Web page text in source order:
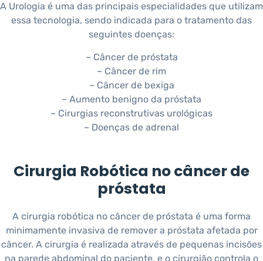
A Urologia é uma das principais especialidades que utilizam
essa tecnologia, sendo indicada para o tratamento das
seguintes doenças:
– Câncer de próstata
– Câncer de rim
– Câncer de bexiga
– Aumento benigno da próstata
– Cirurgias reconstrutivas urológicas
– Doenças de adrenal
Cirurgia Robótica no câncer de
próstata
A cirurgia robótica no câncer de próstata é uma forma
minimamente invasiva de remover a próstata afetada por
câncer. A cirurgia é realizada através de pequenas incisões
na parede abdominal do paciente, e o cirurgião controla o